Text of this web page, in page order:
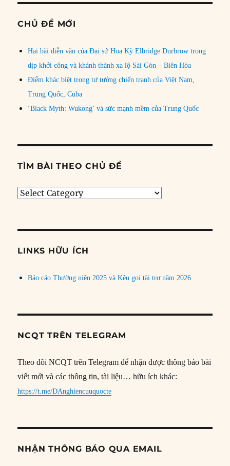
CHỦ ĐỀ MỚI
Hai bài diễn văn của Đại sứ Hoa Kỳ Elbridge Durbrow trong
dịp khởi công và khánh thành xa lộ Sài Gòn – Biên Hòa
Điểm khác biệt trong tư tưởng chiến tranh của Việt Nam,
Trung Quốc, Cuba
‘Black Myth: Wukong’ và sức mạnh mềm của Trung Quốc
TÌM BÀI THEO CHỦ ĐỀ
Tìm
đề
LINKS HỮU ÍCH
Báo cáo Thường niên 2025 và Kêu gọi tài trợ năm 2026
NCQT TRÊN TELEGRAM
Theo dõi NCQT trên Telegram để nhận được thông báo bài
viết mới và các thông tin, tài liệu… hữu ích khác:
https://t.me/DAnghiencuuquocte
NHẬN THÔNG BÁO QUA EMAIL